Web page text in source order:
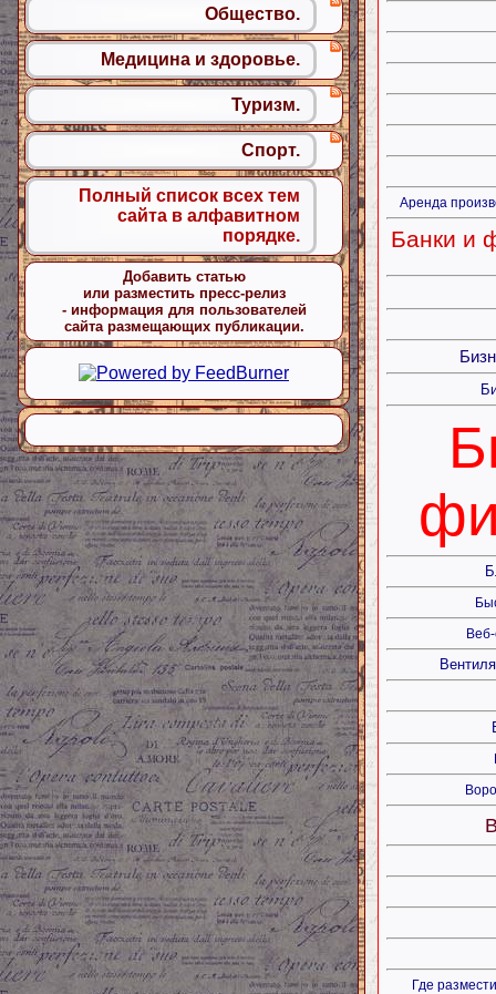
Аренда
Банки и
Где
Общество.
Медицина и здоровье.
Туризм.
Спорт.
Полный список всех тем
сайта в алфавитном
порядке.
Добавить статью
или разместить пресс-релиз
- информация для пользователей
сайта размещающих публикации.